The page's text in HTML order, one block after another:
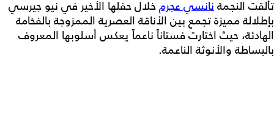
تألقت النجمةنانسي عجرمخلال حفلها الأخير في نيو جيرسي
بإطلالة مميزة تجمع بين الأناقة العصرية الممزوجة بالفخامة
الهادئة، حيث اختارت فستاناً ناعماً يعكس أسلوبها المعروف
بالبساطة والأنوثة الناعمة.